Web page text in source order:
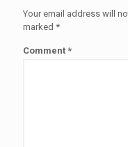
Your email address will
marked *
Comment *